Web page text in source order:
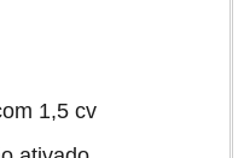
1,5 cv